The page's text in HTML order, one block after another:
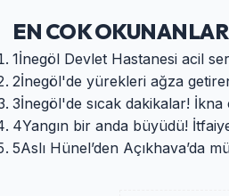
EN COK OKUNANLAR
1İnegöl Devlet Hastanesi acil
2İnegöl'de yürekleri ağza
3İnegöl'de sıcak dakikalar! İkna
4Yangın bir anda büyüdü!
5Aslı Hünel’den Açıkhava’da